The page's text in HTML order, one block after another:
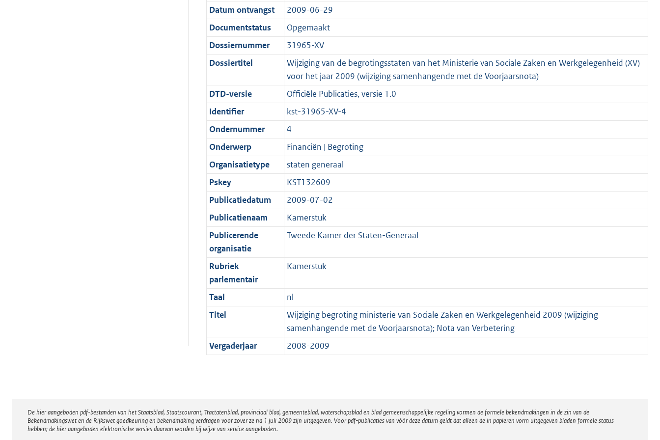
i
e
i
n
f
r
m
a
a
t
1
2
K
b
t
i
e
i
n
o
r
m
a
a
t
:
1
K
b
a
t
i
e
i
f
o
r
m
a
a
t
e
:
1
K
b
s
g
r
o
o
t
t
e
:
K
b
d
s
g
o
o
t
t
e
2
K
b
Datum ontvangst
2009-06-29
Documentstatus
Opgemaakt
Dossiernummer
31965-XV
Dossiertitel
Wijziging van de begrotingsstaten van het Ministerie van Sociale Zaken en Werkgelegenheid (XV)
voor het jaar 2009 (wijziging samenhangende met de Voorjaarsnota)
DTD-versie
Officiële Publicaties, versie 1.0
Identifier
kst-31965-XV-4
Ondernummer
4
Onderwerp
Financiën | Begroting
Organisatietype
staten generaal
Pskey
KST132609
Publicatiedatum
2009-07-02
Publicatienaam
Kamerstuk
Publicerende
organisatie
Tweede Kamer der Staten-Generaal
Rubriek
parlementair
Kamerstuk
Taal
nl
Titel
Wijziging begroting ministerie van Sociale Zaken en Werkgelegenheid 2009 (wijziging
samenhangende met de Voorjaarsnota); Nota van Verbetering
Vergaderjaar
2008-2009
Disclaimer
De hier aangeboden pdf-bestanden van het Staatsblad, Staatscourant, Tractatenblad, provinciaal blad, gemeenteblad, waterschapsblad en blad gemeenschappelijke regeling vormen de formele bekendmakingen in de zin van de
Bekendmakingswet en de Rijkswet goedkeuring en bekendmaking verdragen voor zover ze na 1 juli 2009 zijn uitgegeven. Voor pdf-publicaties van vóór deze datum geldt dat alleen de in papieren vorm uitgegeven bladen formele status
hebben; de hier aangeboden elektronische versies daarvan worden bij wijze van service aangeboden.